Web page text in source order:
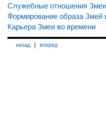
Служебные отношения Змеи
Формирование образа Змей
Карьера Змеи во времени
назад вперед